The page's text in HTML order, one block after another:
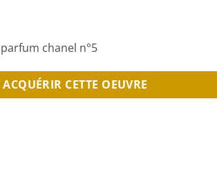
chanel n°5
ACQUÉRIR CETTE OEUVRE